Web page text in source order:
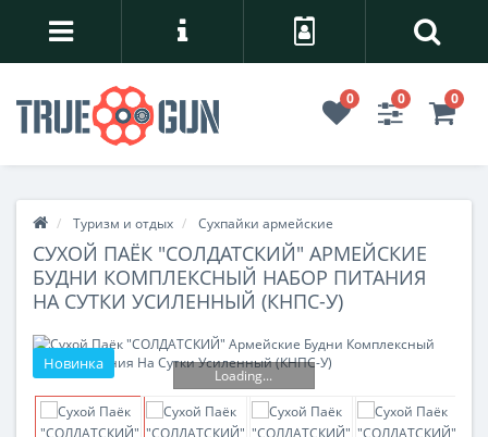
0 0 0
Туризм и отдых Сухпайки армейские
СУХОЙ ПАЁК "СОЛДАТСКИЙ" АРМЕЙСКИЕ
БУДНИ КОМПЛЕКСНЫЙ НАБОР ПИТАНИЯ
НА СУТКИ УСИЛЕННЫЙ (КНПС-У)
Новинка
Loading...